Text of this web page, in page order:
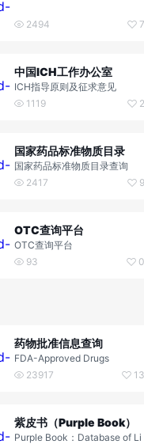
2494 7
中国ICH工作办公室
ICH指导原则及征求意见
1119
2
国家药品标准物质目录
国家药品标准物质目录查询
2417
9
OTC查询平台
OTC查询平台
93
0
药物批准信息查询
FDA-Approved Drugs
23917
13
紫皮书（Purple Book）
Purple Book：Database of Li